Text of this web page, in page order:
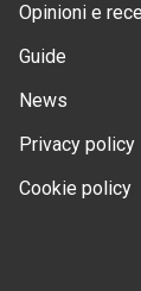
Opinioni e
Guide
News
Privacy policy
Cookie policy